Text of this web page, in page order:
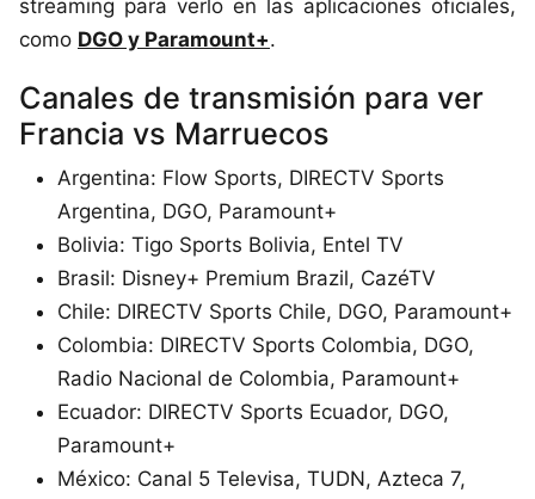
streaming para verlo en las aplicaciones oficiales,
como DGO y Paramount+.
Canales de transmisión para ver
Francia vs Marruecos
Argentina: Flow Sports, DIRECTV Sports
Argentina, DGO, Paramount+
Bolivia: Tigo Sports Bolivia, Entel TV
Brasil: Disney+ Premium Brazil, CazéTV
Chile: DIRECTV Sports Chile, DGO, Paramount+
Colombia: DIRECTV Sports Colombia, DGO,
Radio Nacional de Colombia, Paramount+
Ecuador: DIRECTV Sports Ecuador, DGO,
Paramount+
México: Canal 5 Televisa, TUDN, Azteca 7,